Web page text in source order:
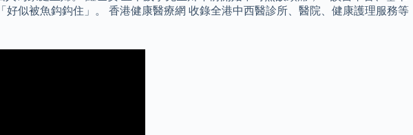
似被魚鈎鈎住」。 香港健康醫療網 收錄全港中西醫診所、醫院、健康護理服務等